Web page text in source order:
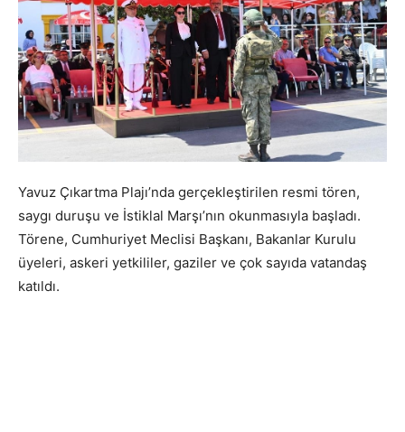
Yavuz Çıkartma Plajı’nda gerçekleştirilen resmi tören,
saygı duruşu ve İstiklal Marşı’nın okunmasıyla başladı.
Törene, Cumhuriyet Meclisi Başkanı, Bakanlar Kurulu
üyeleri, askeri yetkililer, gaziler ve çok sayıda vatandaş
katıldı.